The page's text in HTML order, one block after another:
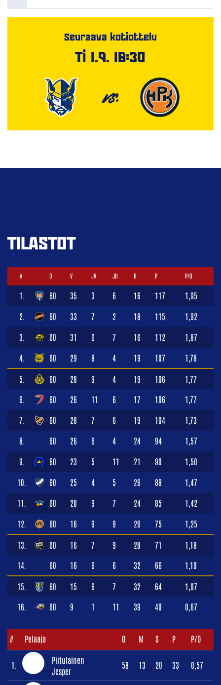
Seuraava kotiottelu
Ti 1.9. 18:30
VS.
TILASTOT
# O V JV JH H P P/O
1. 60 35 3 6 16 117 1,95
2. 60 33 7 2 18 115 1,92
3. 60 31 6 7 16 112 1,87
4. 60 29 8 4 19 107 1,78
5. 60 28 9 4 19 106 1,77
6. 60 26 11 6 17 106 1,77
7. 60 28 7 6 19 104 1,73
8. 60 26 6 4 24 94 1,57
9. 60 23 5 11 21 90 1,50
10. 60 25 4 5 26 88 1,47
11. 60 20 9 7 24 85 1,42
12. 60 16 9 9 26 75 1,25
13. 60 16 7 9 28 71 1,18
14. 60 16 6 6 32 66 1,10
15. 60 15 6 7 32 64 1,07
16. 60 9 1 11 39 40 0,67
# Pelaaja O M S P P/O
1.
Piitulainen
Jesper
58 13 20 33 0,57